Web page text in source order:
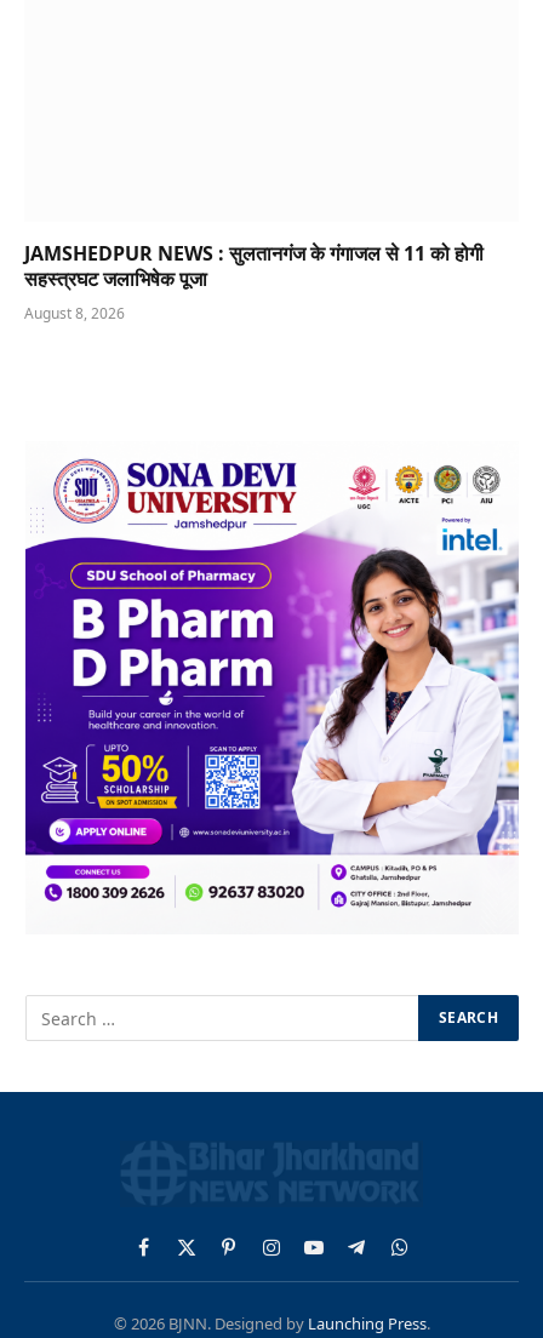
JAMSHEDPUR NEWS : सुलतानगंज के गंगाजल से 11 को होगी
सहस्त्रघट जलाभिषेक पूजा
August 8, 2026
Facebook
X
(Twitter)
PinterestInstagram
YouTubeTelegramWhatsApp
© 2026 BJNN. Designed by Launching Press.